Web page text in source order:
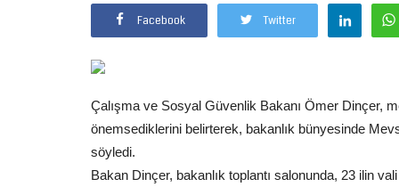
Facebook Twitter
Çalışma ve Sosyal Güvenlik Bakanı Ömer Dinçer,
önemsediklerini belirterek, bakanlık bünyesinde
söyledi.
Bakan Dinçer, bakanlık toplantı salonunda, 23 ilin